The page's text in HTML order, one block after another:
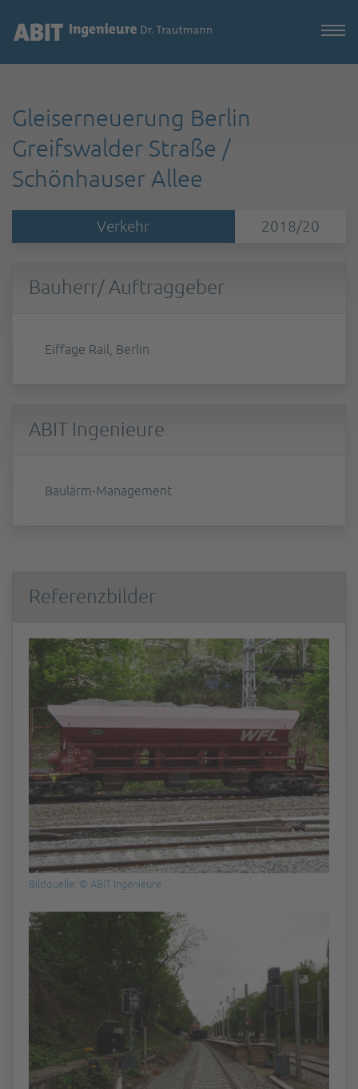
Gleiserneuerung Berlin
Greifswalder Straße /
Schönhauser Allee
Verkehr 2018/20
Bauherr/ Auftraggeber
Eiffage Rail, Berlin
ABIT Ingenieure
Baulärm-Management
Referenzbilder
Bildquelle: © ABIT Ingenieure